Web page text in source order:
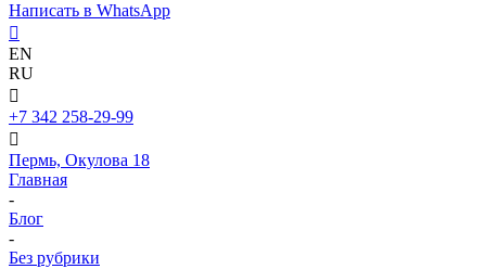
Написать в WhatsApp

EN
RU

+7 342 258-29-99

Пермь, Окулова 18
Главная
-
Блог
-
Без рубрики